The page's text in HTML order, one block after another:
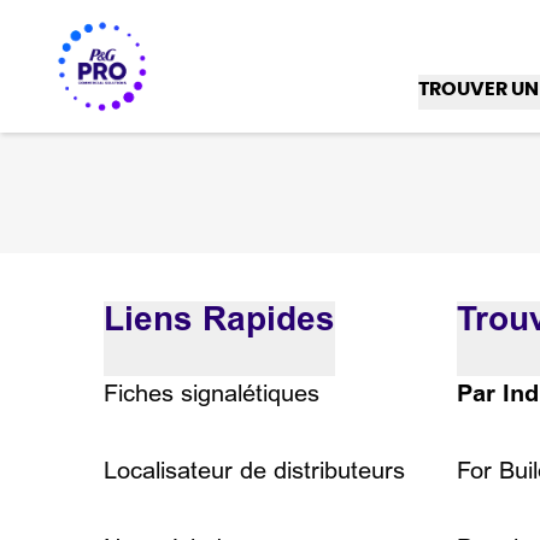
TROUVER
Liens Rapides
Fiches signalétiques
Localisateur de distributeurs
Par
For